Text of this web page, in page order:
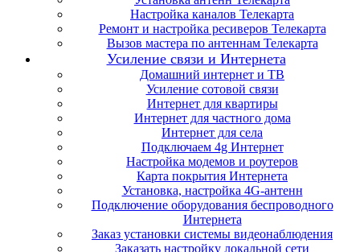
Настройка каналов Телекарта
Ремонт и настройка ресиверов Телекарта
Вызов мастера по антеннам Телекарта
Усиление связи и Интернета
Домашний интернет и ТВ
Усиление сотовой связи
Интернет для квартиры
Интернет для частного дома
Интернет для села
Подключаем 4g Интернет
Настройка модемов и роутеров
Карта покрытия Интернета
Установка, настройка 4G-антенн
Подключение оборудования беспроводного
Интернета
Заказ установки системы видеонаблюдения
Заказать настройку локальной сети